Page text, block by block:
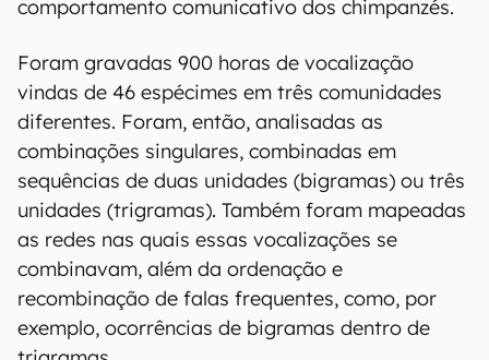
comportamento comunicativo dos chimpanzés.
Foram gravadas 900 horas de vocalização
vindas de 46 espécimes em três comunidades
diferentes. Foram, então, analisadas as
combinações singulares, combinadas em
sequências de duas unidades (bigramas) ou três
unidades (trigramas). Também foram mapeadas
as redes nas quais essas vocalizações se
combinavam, além da ordenação e
recombinação de falas frequentes, como, por
exemplo, ocorrências de bigramas dentro de